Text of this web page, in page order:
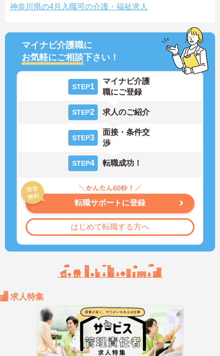
神奈川県の4月入職可の介護・福祉求人
マイナビ介護職に
お気軽にご相談下さい！
STEP1
マイナビ介護
職にご登録
STEP2 求人のご紹介
STEP3
面接・条件交
渉
STEP4 転職成功！
転職サポートに登録
はじめて転職する方へ
求人特集